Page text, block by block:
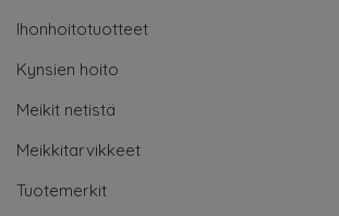
Ihonhoitotuotteet
Kynsien hoito
Meikit netistä
Meikkitarvikkeet
Tuotemerkit